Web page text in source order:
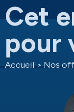
Cet
pour
Accueil > Nos